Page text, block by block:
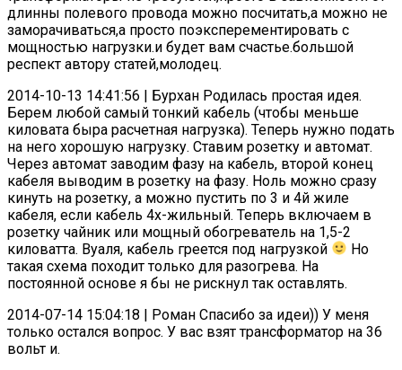
длинны полевого провода можно посчитать,а можно не
заморачиваться,а просто поэксперементировать с
мощностью нагрузки.и будет вам счастье.большой
респект автору статей,молодец.
2014-10-13 14:41:56 | Бурхан Родилась простая идея.
Берем любой самый тонкий кабель (чтобы меньше
киловата быра расчетная нагрузка). Теперь нужно подать
на него хорошую нагрузку. Ставим розетку и автомат.
Через автомат заводим фазу на кабель, второй конец
кабеля выводим в розетку на фазу. Ноль можно сразу
кинуть на розетку, а можно пустить по 3 и 4й жиле
кабеля, если кабель 4х-жильный. Теперь включаем в
розетку чайник или мощный обогреватель на 1,5-2
киловатта. Вуаля, кабель греется под нагрузкой
Но
такая схема походит только для разогрева. На
постоянной основе я бы не рискнул так оставлять.
2014-07-14 15:04:18 | Роман Спасибо за идеи)) У меня
только остался вопрос. У вас взят трансформатор на 36
вольт и.